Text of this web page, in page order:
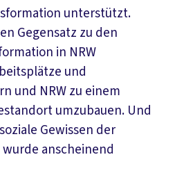
unterstützt.
Gegensatz zu den
in NRW
und
und NRW zu einem
umzubauen. Und
Gewissen der
anscheinend